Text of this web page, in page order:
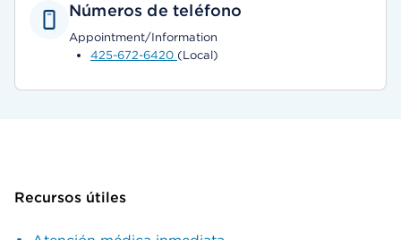
Números de teléfono
Appointment/Information
425-672-6420 (Local)
Recursos útiles